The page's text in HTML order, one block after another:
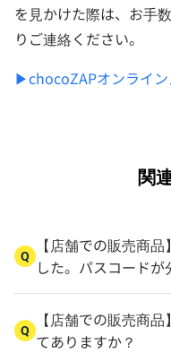
を見かけた際は、お手
りご連絡ください。
▶chocoZAPオンライ
関
Q
【店舗での販売商
した。パスコードが
Q
【店舗での販売商
てありますか？